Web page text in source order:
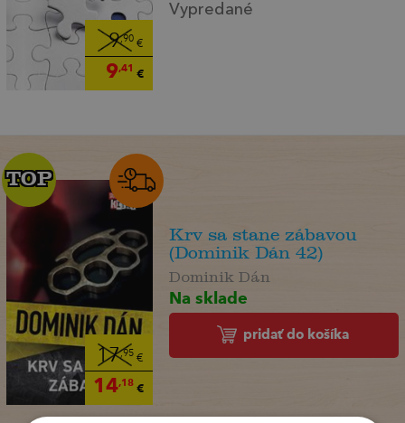
9,90€
9,41 €
Vypredané
17,95€
14,18€
TOP
TOP
Krv sa stane zábavou
(Dominik Dán 42)
Dominik Dán
Na sklade
pridať do košíka